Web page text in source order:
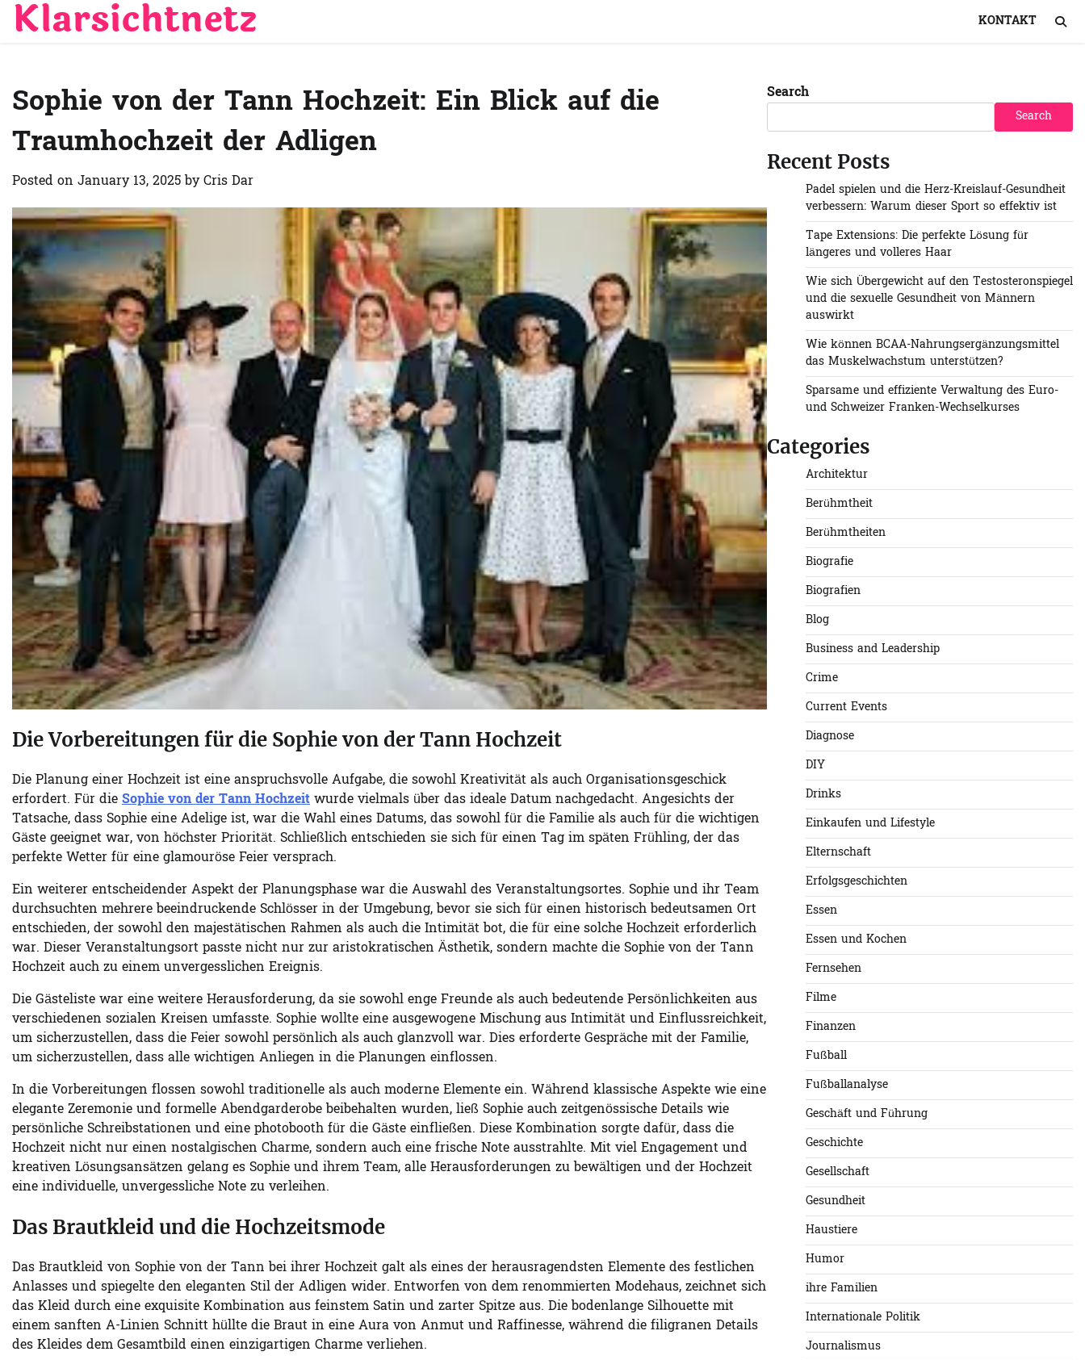
SkipKlarsichtnetz KONTAKT
Sophie von der Tann Hochzeit: Ein Blick auf die
Traumhochzeit der Adligen
Posted on January 13, 2025byCris Dar
Die Vorbereitungen für die Sophie von der Tann Hochzeit
Die Planung einer Hochzeit ist eine anspruchsvolle Aufgabe, die sowohl Kreativität als auch Organisationsgeschick
erfordert. Für die Sophie von der Tann Hochzeit wurde vielmals über das ideale Datum nachgedacht. Angesichts der
Tatsache, dass Sophie eine Adelige ist, war die Wahl eines Datums, das sowohl für die Familie als auch für die wichtigen
Gäste geeignet war, von höchster Priorität. Schließlich entschieden sie sich für einen Tag im späten Frühling, der das
perfekte Wetter für eine glamouröse Feier versprach.
Ein weiterer entscheidender Aspekt der Planungsphase war die Auswahl des Veranstaltungsortes. Sophie und ihr Team
durchsuchten mehrere beeindruckende Schlösser in der Umgebung, bevor sie sich für einen historisch bedeutsamen Ort
entschieden, der sowohl den majestätischen Rahmen als auch die Intimität bot, die für eine solche Hochzeit erforderlich
war. Dieser Veranstaltungsort passte nicht nur zur aristokratischen Ästhetik, sondern machte die Sophie von der Tann
Hochzeit auch zu einem unvergesslichen Ereignis.
Die Gästeliste war eine weitere Herausforderung, da sie sowohl enge Freunde als auch bedeutende Persönlichkeiten aus
verschiedenen sozialen Kreisen umfasste. Sophie wollte eine ausgewogene Mischung aus Intimität und Einflussreichkeit,
um sicherzustellen, dass die Feier sowohl persönlich als auch glanzvoll war. Dies erforderte Gespräche mit der Familie,
um sicherzustellen, dass alle wichtigen Anliegen in die Planungen einflossen.
In die Vorbereitungen flossen sowohl traditionelle als auch moderne Elemente ein. Während klassische Aspekte wie eine
elegante Zeremonie und formelle Abendgarderobe beibehalten wurden, ließ Sophie auch zeitgenössische Details wie
persönliche Schreibstationen und eine photobooth für die Gäste einfließen. Diese Kombination sorgte dafür, dass die
Hochzeit nicht nur einen nostalgischen Charme, sondern auch eine frische Note ausstrahlte. Mit viel Engagement und
kreativen Lösungsansätzen gelang es Sophie und ihrem Team, alle Herausforderungen zu bewältigen und der Hochzeit
eine individuelle, unvergessliche Note zu verleihen.
Das Brautkleid und die Hochzeitsmode
Das Brautkleid von Sophie von der Tann bei ihrer Hochzeit galt als eines der herausragendsten Elemente des festlichen
Anlasses und spiegelte den eleganten Stil der Adligen wider. Entworfen von dem renommierten Modehaus, zeichnet sich
das Kleid durch eine exquisite Kombination aus feinstem Satin und zarter Spitze aus. Die bodenlange Silhouette mit
einem sanften A-Linien Schnitt hüllte die Braut in eine Aura von Anmut und Raffinesse, während die filigranen Details
des Kleides dem Gesamtbild einen einzigartigen Charme verliehen.
Search
Search
Recent Posts
Padel spielen und die Herz-Kreislauf-Gesundheit
verbessern: Warum dieser Sport so effektiv ist
Tape Extensions: Die perfekte Lösung für
längeres und volleres Haar
Wie sich Übergewicht auf den Testosteronspiegel
und die sexuelle Gesundheit von Männern
auswirkt
Wie können BCAA-Nahrungsergänzungsmittel
das Muskelwachstum unterstützen?
Sparsame und effiziente Verwaltung des Euro-
und Schweizer Franken-Wechselkurses
Categories
Architektur
Berühmtheit
Berühmtheiten
Biografie
Biografien
Blog
Business and Leadership
Crime
Current Events
Diagnose
DIY
Drinks
Einkaufen und Lifestyle
Elternschaft
Erfolgsgeschichten
Essen
Essen und Kochen
Fernsehen
Filme
Finanzen
Fußball
Fußballanalyse
Geschäft und Führung
Geschichte
Gesellschaft
Gesundheit
Haustiere
Humor
ihre Familien
Internationale Politik
Journalismus